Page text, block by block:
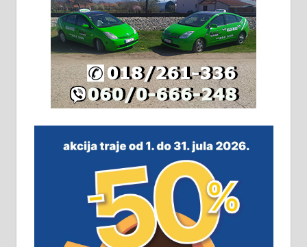
Издајем комплетно опремљену
халу на Житковачком путу, на
плацу површине око 7 ари.
064/321-80-51; 063/102-35-25
незавршена кућа површине 160
м2 са плацем од 8 ари у Зеленом
виру у Алексинцу. Могућа
замена. 064/21-63-584
ПОСЛОВНИ ОГЛАСИ